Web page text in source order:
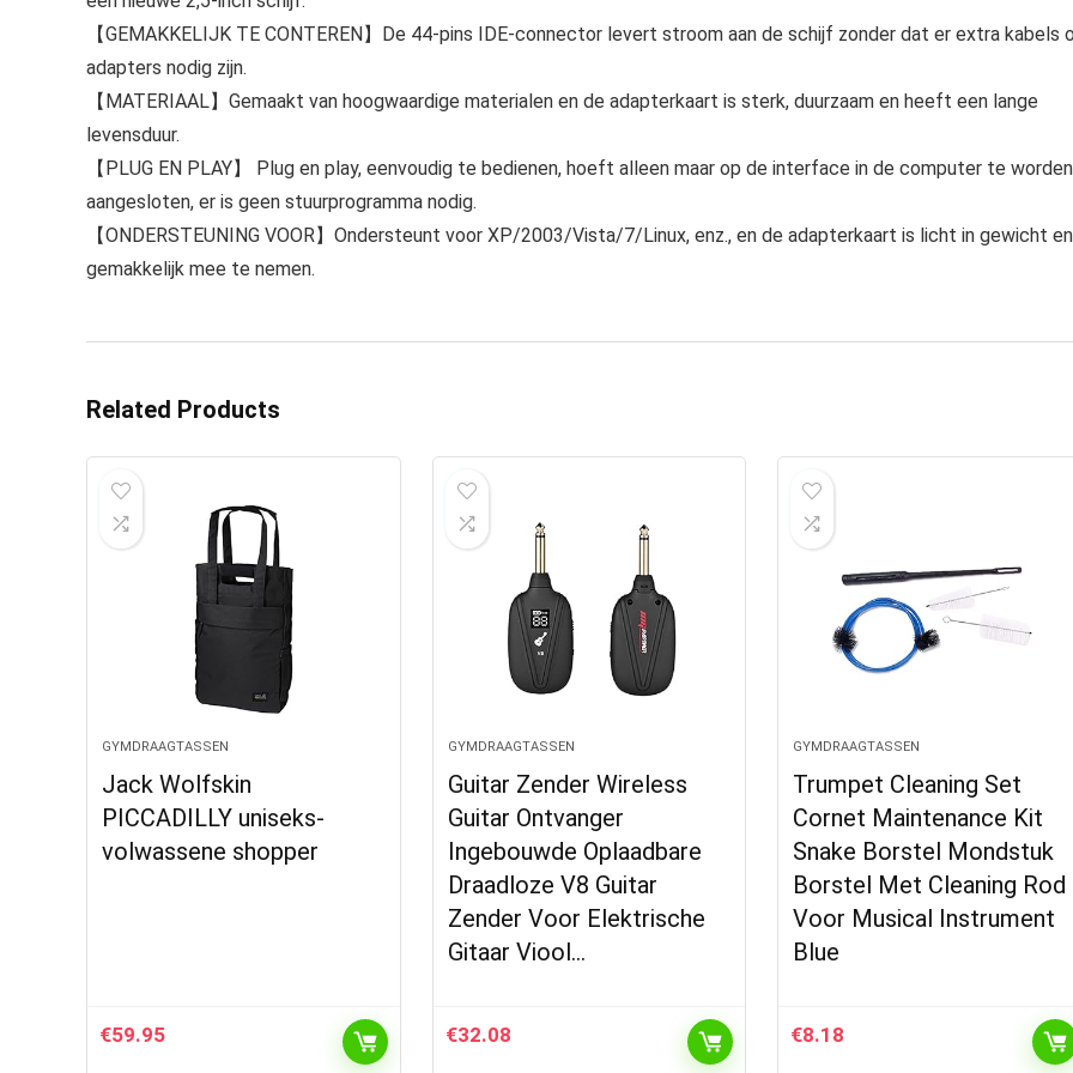
【GEMAKKELIJK TE CONTEREN】De 44-pins IDE-connector levert stroom aan de schijf zonder dat er extra kabels
adapters nodig zijn.
【MATERIAAL】Gemaakt van hoogwaardige materialen en de adapterkaart is sterk, duurzaam en heeft een lange
levensduur.
【PLUG EN PLAY】 Plug en play, eenvoudig te bedienen, hoeft alleen maar op de interface in de computer te worden
aangesloten, er is geen stuurprogramma nodig.
【ONDERSTEUNING VOOR】Ondersteunt voor XP/2003/Vista/7/Linux, enz., en de adapterkaart is licht in gewicht en
gemakkelijk mee te nemen.
Related Products
GYMDRAAGTASSEN
Jack Wolfskin
PICCADILLY uniseks-
volwassene shopper
€59.95
GYMDRAAGTASSEN
Guitar Zender Wireless
Guitar Ontvanger
Ingebouwde Oplaadbare
Draadloze V8 Guitar
Zender Voor Elektrische
Gitaar Viool…
€32.08
GYMDRAAGTASSEN
Trumpet Cleaning Set
Cornet Maintenance Kit
Snake Borstel Mondstuk
Borstel Met Cleaning Rod
Voor Musical Instrument
Blue
€8.18